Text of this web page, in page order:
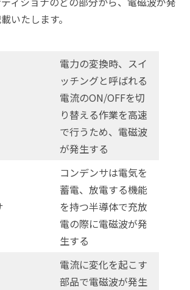
いたします。
電力の変換時、スイ
ッチングと呼ばれる
電流のON/OFFを切
り替える作業を高速
で行うため、電磁波
が発生する
コンデンサは電気を
蓄電、放電する機能
を持つ半導体で充放
電の際に電磁波が発
生する
電流に変化を起こす
部品で電磁波が発生